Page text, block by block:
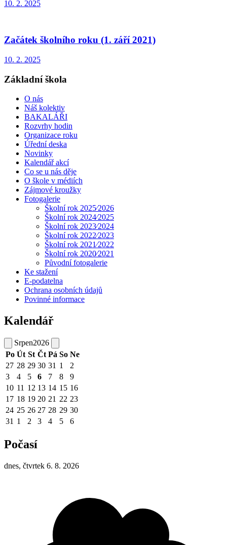
10. 2. 2025
Začátek školního roku (1. září 2021)
10. 2. 2025
Základní škola
O nás
Náš kolektiv
BAKALÁŘI
Rozvrhy hodin
Organizace roku
Úřední deska
Novinky
Kalendář akcí
Co se u nás děje
O škole v médiích
Zájmové kroužky
Fotogalerie
Školní rok 2025⁄2026
Školní rok 2024⁄2025
Školní rok 2023⁄2024
Školní rok 2022⁄2023
Školní rok 2021⁄2022
Školní rok 2020⁄2021
Původní fotogalerie
Ke stažení
E-podatelna
Ochrana osobních údajů
Povinné informace
Kalendář
Srpen2026
Po Út St Čt Pá So Ne
27 28 29 30 31 1
2
3
4 5 6 7 8
9
10 11 12 13 14 15 16
17 18 19 20 21 22 23
24 25 26 27 28 29 30
31 1 2 3 4 5 6
Počasí
dnes, čtvrtek 6. 8. 2026